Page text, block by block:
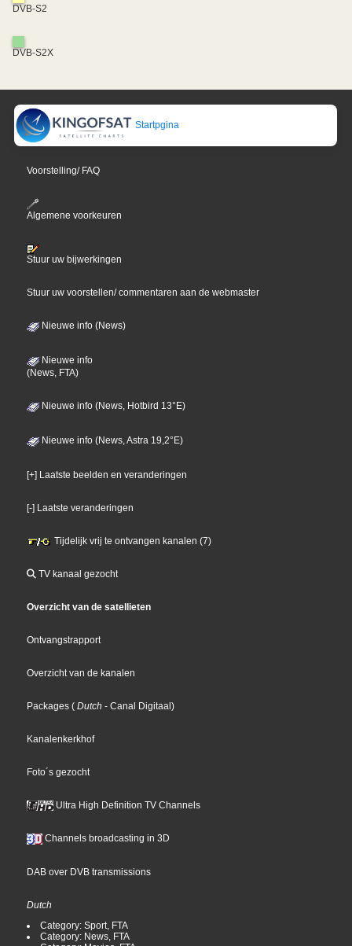
DVB-S2
DVB-S2X
Startpgina
Voorstelling/ FAQ
Algemene voorkeuren
Stuur uw bijwerkingen
Stuur uw voorstellen/ commentaren aan de webmaster
Nieuwe info (News)
Nieuwe info
(News, FTA)
Nieuwe info (News, Hotbird 13°E)
Nieuwe info (News, Astra 19,2°E)
[+] Laatste beelden en veranderingen
[-] Laatste veranderingen
Tijdelijk vrij te ontvangen kanalen (7)
TV kanaal gezocht
Overzicht van de satellieten
Ontvangstrapport
Overzicht van de kanalen
Packages ( Dutch - Canal Digitaal)
Kanalenkerkhof
Foto´s gezocht
Ultra High Definition TV Channels
Channels broadcasting in 3D
DAB over DVB transmissions
Dutch
Category: Sport, FTA
Category: News, FTA